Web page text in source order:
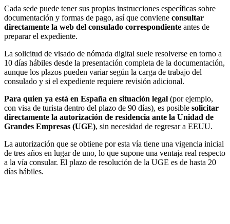
Cada sede puede tener sus propias instrucciones específicas sobre
documentación y formas de pago, así que conviene consultar
directamente la web del consulado correspondiente antes de
preparar el expediente.
La solicitud de visado de nómada digital suele resolverse en torno a
10 días hábiles desde la presentación completa de la documentación,
aunque los plazos pueden variar según la carga de trabajo del
consulado y si el expediente requiere revisión adicional.
Para quien ya está en España en situación legal (por ejemplo,
con visa de turista dentro del plazo de 90 días), es posible solicitar
directamente la autorización de residencia ante la Unidad de
Grandes Empresas (UGE), sin necesidad de regresar a EEUU.
La autorización que se obtiene por esta vía tiene una vigencia inicial
de tres años en lugar de uno, lo que supone una ventaja real respecto
a la vía consular. El plazo de resolución de la UGE es de hasta 20
días hábiles.